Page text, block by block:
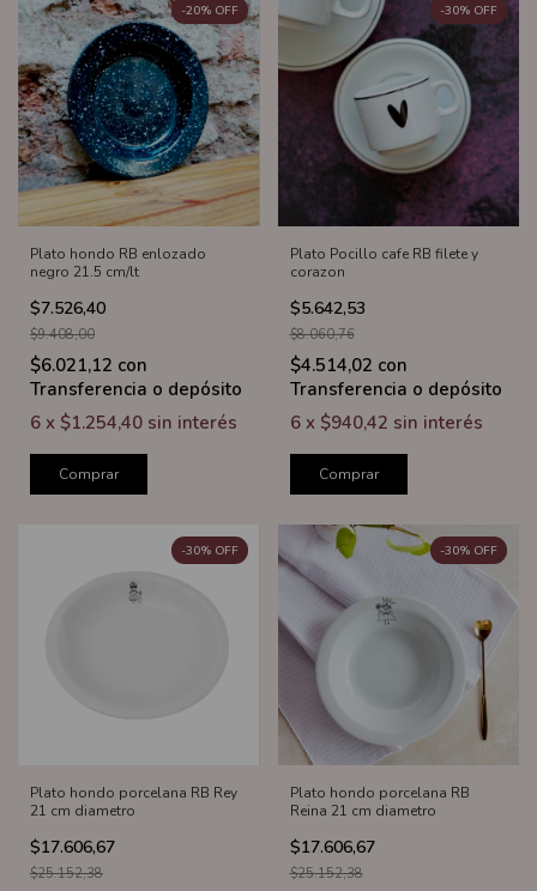
Plato hondo RB enlozado
negro 21.5 cm/lt
$7.526,40
-20% OFF
$9.408,00
$6.021,12 con
Transferencia o depósito
6 x $1.254,40 sin interés
Comprar
Plato Pocillo cafe RB filete y
corazon
$5.642,53
-30% OFF
$8.060,76
$4.514,02 con
Transferencia o depósito
6 x $940,42 sin interés
Comprar
Plato hondo porcelana RB Rey
21 cm diametro
$17.606,67
-30% OFF
$25.152,38
Plato hondo porcelana RB
Reina 21 cm diametro
$17.606,67
-30% OFF
$25.152,38